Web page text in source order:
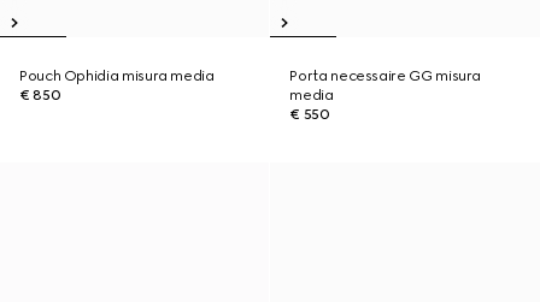
Pouch Ophidia misura media
€ 850
Porta necessaire GG misura
media
€ 550